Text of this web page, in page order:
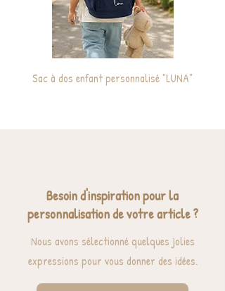
Sac à dos enfant personnalisé "LUNA"
Besoin d'inspiration pour la
personnalisation de votre article ?
Nous avons sélectionné quelques jolies
expressions pour vous donner des idées.